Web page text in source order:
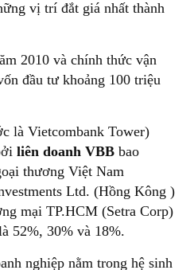
vị trí đắt giá nhất thành
2010 và chính thức vận
đầu tư khoảng 100 triệu
là Vietcombank Tower)
liên doanh VBB bao
thương Việt Nam
Ltd. (Hồng Kông )
mại TP.HCM (Setra Corp)
52%, 30% và 18%.
nghiệp nằm trong hệ sinh